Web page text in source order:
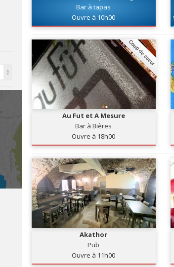
Bar à tapas
Ouvre à 10h00
Coup de coeur
Au Fut et A Mesure
Bar à Bières
Ouvre à 18h00
Akathor
Pub
Ouvre à 11h00